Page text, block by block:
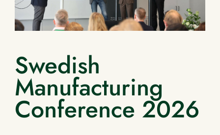
Swedish
Manufacturing
Conference 2026